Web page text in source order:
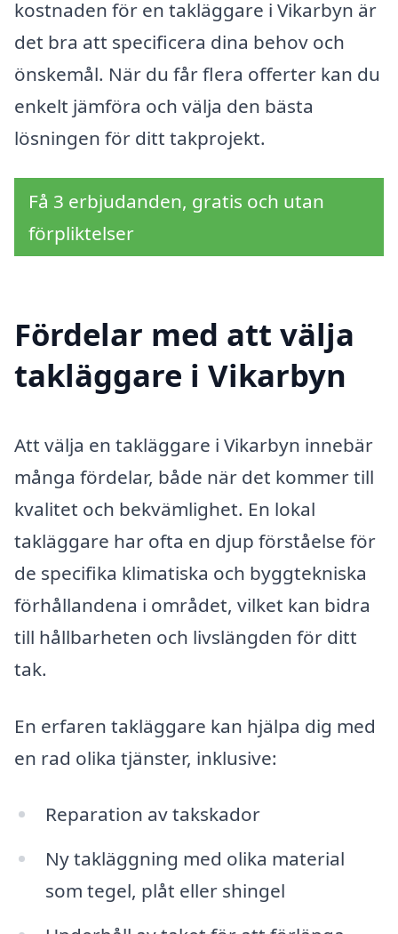
kostnaden för en takläggare i Vikarbyn är
det bra att specificera dina behov och
önskemål. När du får flera offerter kan du
enkelt jämföra och välja den bästa
lösningen för ditt takprojekt.
Få 3 erbjudanden, gratis och utan
förpliktelser
Fördelar med att välja
takläggare i Vikarbyn
Att välja en takläggare i Vikarbyn innebär
många fördelar, både när det kommer till
kvalitet och bekvämlighet. En lokal
takläggare har ofta en djup förståelse för
de specifika klimatiska och byggtekniska
förhållandena i området, vilket kan bidra
till hållbarheten och livslängden för ditt
tak.
En erfaren takläggare kan hjälpa dig med
en rad olika tjänster, inklusive:
Reparation av takskador
Ny takläggning med olika material
som tegel, plåt eller shingel